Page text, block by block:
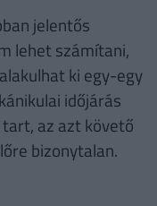
jelentős
lehet számítani,
ki egy-egy
időjárás
az azt követő
bizonytalan.